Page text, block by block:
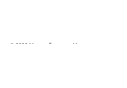
© 2026 Меховой салон «Мехград»